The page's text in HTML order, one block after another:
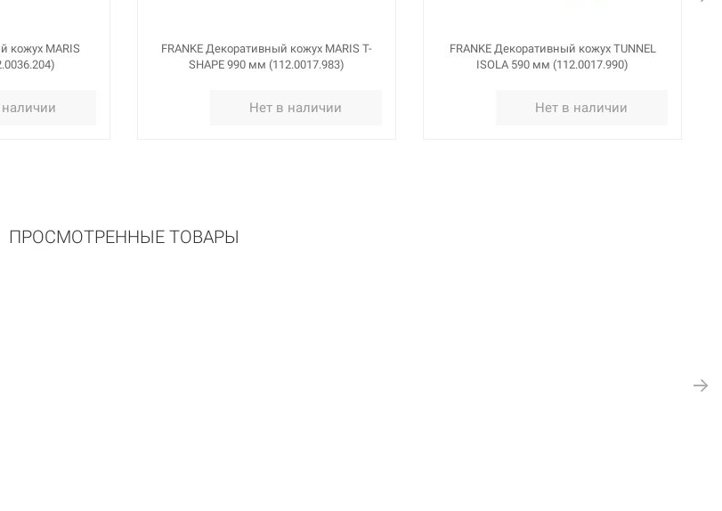
кожух MARIS
FRANKE Декоративный кожух MARIS T-
SHAPE 990 мм (112.0017.983)
Нет в наличии
FRANKE Декоративный кожух TUNNEL
ISOLA 590 мм (112.0017.990)
Нет в наличии
ПРОСМОТРЕННЫЕ ТОВАРЫ